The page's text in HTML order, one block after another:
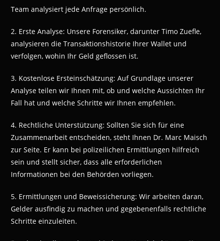
Team analysiert jede Anfrage persönlich.
2. Erste Analyse: Unsere Forensiker, darunter Timo Zuefle,
analysieren die Transaktionshistorie Ihrer Wallet und
verfolgen, wohin Ihr Geld geflossen ist.
3. Kostenlose Ersteinschätzung: Auf Grundlage unserer
Analyse teilen wir Ihnen mit, ob und welche Aussichten Ihr
Fall hat und welche Schritte wir Ihnen empfehlen.
4. Rechtliche Unterstützung: Sollten Sie sich für eine
Zusammenarbeit entscheiden, steht Ihnen Dr. Marc Maisch
zur Seite. Er kann bei polizeilichen Ermittlungen hilfreich
sein und stellt sicher, dass alle erforderlichen
Informationen bei den Behörden vorliegen.
5. Ermittlungen und Beweissicherung: Wir arbeiten daran,
Gelder ausfindig zu machen und gegebenenfalls rechtliche
Schritte einzuleiten.